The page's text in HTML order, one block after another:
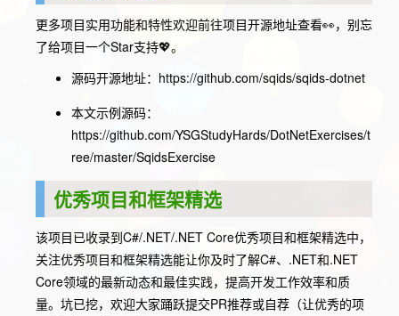
更多项目实用功能和特性欢迎前往项目开源地址查看👀，别忘
了给项目一个Star支持💖。
源码开源地址： https://github.com/sqids/sqids-dotnet
本文示例源码：
https://github.com/YSGStudyHards/DotNetExercises/t
ree/master/SqidsExercise
优秀项目和框架精选
该项目已收录到C#/.NET/.NET Core优秀项目和框架精选中，
关注优秀项目和框架精选能让你及时了解C#、.NET和.NET
Core领域的最新动态和最佳实践，提高开发工作效率和质
量。坑已挖，欢迎大家踊跃提交PR推荐或自荐（让优秀的项